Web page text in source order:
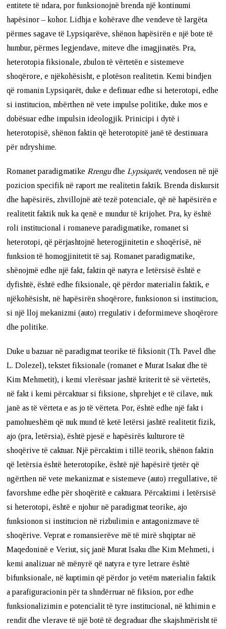
entitete të ndara, por funksionojnë brenda një kontinumi
hapësinor – kohor. Lidhja e kohërave dhe vendeve të largëta
përmes sagave të Lypsiqarëve, shënon hapësirën e një bote të
humbur, përmes legjendave, miteve dhe imagjinatës. Pra,
heterotopia fiksionale, zbulon të vërtetën e sistemeve
shoqërore, e njëkohësisht, e plotëson realitetin. Kemi bindjen
që romanin Lypsiqarët, duke e definuar edhe si heterotopi, edhe
si institucion, mbërthen në vete impulse politike, duke mos e
dobësuar edhe impulsin ideologjik. Prinicipi i dytë i
heterotopisë, shënon faktin që heterotopitë janë të destinuara
për ndryshime.
Romanet paradigmatike Rrengudhe Lypsiqarët, vendosen në një
pozicion specifik në raport me realitetin faktik. Brenda diskursit
dhe hapësirës, zhvillojnë atë tezë potenciale, që në hapësirën e
realitetit faktik nuk ka qenë e mundur të krijohet. Pra, ky është
roli institucional i romaneve paradigmatike, romanet si
heterotopi, që përjashtojnë heterogjinitetin e shoqërisë, në
funksion të homogjinitetit të saj. Romanet paradigmatike,
shënojmë edhe një fakt, faktin që natyra e letërsisë është e
dyfishtë, është edhe fiksionale, që përdor materialin faktik, e
njëkohësisht, në hapësirën shoqërore, funksionon si institucion,
si një lloj mekanizmi (auto) rregulativ i deformimeve shoqërore
dhe politike.
Duke u bazuar në paradigmat teorike të fiksionit (Th. Pavel dhe
L. Dolezel), tekstet fiksionale (romanet e Murat Isakut dhe të
Kim Mehmetit), i kemi vlerësuar jashtë kriterit të së vërtetës,
në fakt i kemi përcaktuar si fiksione, shprehjet e të cilave, nuk
janë as të vërteta e as jo të vërteta. Por, është edhe një fakt i
pamohueshëm që nuk mund të ketë letërsi jashtë realitetit fizik,
ajo (pra, letërsia), është pjesë e hapësirës kulturore të
shoqërive të caktuar. Një përcaktim i tillë teorik, shënon faktin
që letërsia është heterotopike, është një hapësirë tjetër që
ngërthen në vete mekanizmat e sistemeve (auto) rregullative, të
favorshme edhe për shoqëritë e caktuara. Përcaktimi i letërsisë
si heterotopi, është e njohur në paradigmat teorike, ajo
funksionon si institucion në rizbulimin e antagonizmave të
shoqërive. Veprat e romansierëve më të mirë shqiptar në
Maqedoninë e Veriut, siç janë Murat Isaku dhe Kim Mehmeti, i
kemi analizuar në mënyrë që natyra e tyre letrare është
bifunksionale, në kuptimin që përdor jo vetëm materialin faktik
a parafiguracionin për ta shndërruar në fiksion, por edhe
funksionalizimin e potencialit të tyre institucional, në kthimin e
rendit dhe vlerave të një botë të degraduar dhe skajshmërisht të